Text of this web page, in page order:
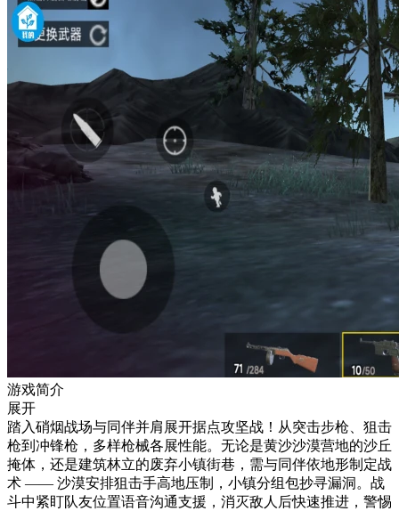
游戏简介
展开
踏入硝烟战场与同伴并肩展开据点攻坚战！从突击步枪、狙击
枪到冲锋枪，多样枪械各展性能。无论是黄沙沙漠营地的沙丘
掩体，还是建筑林立的废弃小镇街巷，需与同伴依地形制定战
术 —— 沙漠安排狙击手高地压制，小镇分组包抄寻漏洞。战
斗中紧盯队友位置语音沟通支援，消灭敌人后快速推进，警惕